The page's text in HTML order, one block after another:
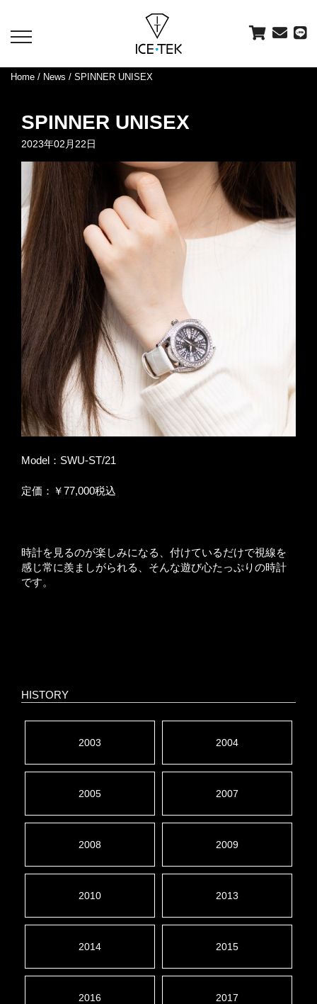
toggle
Home / News / SPINNER UNISEX
SPINNER UNISEX
2023年02月22日
Model：SWU-ST/21
定価：￥77,000税込
時計を見るのが楽しみになる、付けているだけで視線を
感じ常に羨ましがられる、そんな遊び心たっぷりの時計
です。
HISTORY
2003 2004
2005 2007
2008 2009
2010 2013
2014 2015
2016 2017